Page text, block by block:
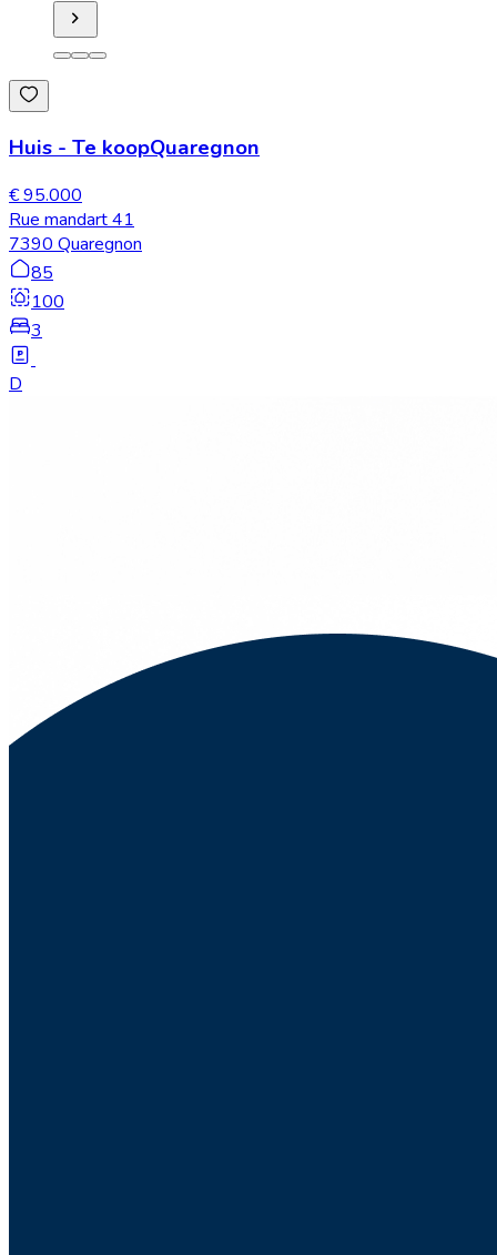
Huis - Te koopQuaregnon
€ 95.000
Rue mandart 41
7390 Quaregnon
85
100
3
D